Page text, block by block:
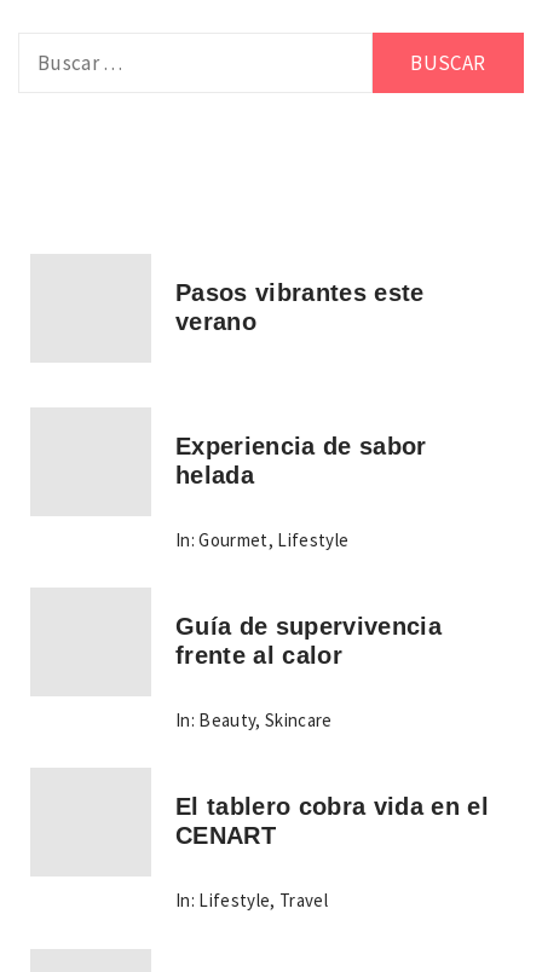
Pasos vibrantes este
verano
Experiencia de sabor
helada
In: Gourmet, Lifestyle
Guía de supervivencia
frente al calor
In: Beauty,Skincare
El tablero cobra vida en el
CENART
In: Lifestyle, Travel